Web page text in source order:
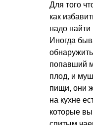
Для того
как
надо найти
Иногда
попавший
плод, и
пищи, они
на кухне
которые